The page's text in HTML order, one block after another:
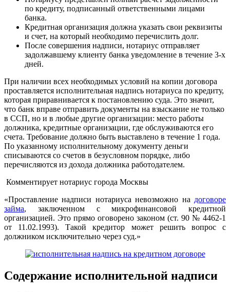
по кредиту, подписанный ответственными лицами
банка.
Кредитная организация должна указать свои реквизиты
и счет, на который необходимо перечислить долг.
После совершения надписи, нотариус отправляет
задолжавшему клиенту банка уведомление в течение 3-х
дней.
При наличии всех необходимых условий на копии договора
проставляется исполнительная надпись нотариуса по кредиту,
которая приравнивается к постановлению суда. Это значит,
что банк вправе отправить документы на взыскание не только
в ССП, но и в любые другие организации: место работы
должника, кредитные организации, где обслуживаются его
счета. Требование должно быть выставлено в течение 1 года.
По указанному исполнительному документу деньги
списываются со счетов в безусловном порядке, либо
перечисляются из дохода должника работодателем.
Комментирует нотариус города Москвы
«Проставление надписи нотариуса невозможно на договоре
займа, заключенном с микрофинансовой кредитной
организацией. Это прямо оговорено законом (ст. 90 № 4462-1
от 11.02.1993). Такой кредитор может решить вопрос с
должником исключительно через суд.»
Содержание исполнительной надписи